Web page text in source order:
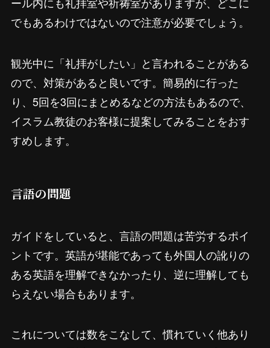
でもあるわけではないので注意が必要でしょう。
観光中に「礼拝がしたい」と言われることがある
ので、対策があると良いです。簡易的に行った
り、5回を3回にまとめるなどの方法もあるので、
イスラム教徒のお客様に提案してみることをおす
すめします。
言語の問題
ガイドをしていると、言語の問題は苦労するポイ
ントです。英語が堪能であっても外国人の訛りの
ある英語を理解できなかったり、逆に理解しても
らえない場合もあります。
これについては数をこなして、慣れていく他あり